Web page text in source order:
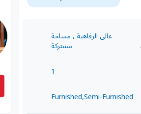
عالى الرفاهية , مساحة
مشتركة
1
Furnished,Semi-Furnished